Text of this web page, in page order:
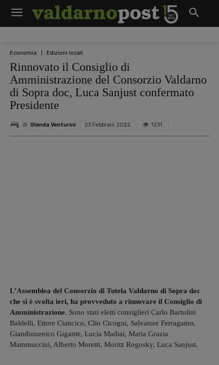
Economia Edizioni locali
Rinnovato il Consiglio di
Amministrazione del Consorzio Valdarno
di Sopra doc, Luca Sanjust confermato
Presidente
di Glenda Venturini 23 Febbraio 2022 1231
L’Assemblea del Consorzio di Tutela Valdarno di Sopra doc
che si è svolta ieri, ha provveduto a rinnovare il Consiglio di
Amministrazione. Sono stati eletti consiglieri Carlo Bartolini
Baldelli, Ettore Ciancico, Clio Cicogni, Salvatore Ferragamo,
Giandomenico Gigante, Lucia Madiai, Maria Grazia
Mammuccini, Alberto Moretti, Moritz Rogosky, Luca Sanjust.